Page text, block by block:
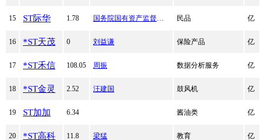
15 ST际华 1.78 国务院国有资产监督管理委员会 民品 亿
16 *ST天茂 0 刘益谦 保险产品 亿
17 *ST禾信 108.05 周振 数据分析服务 亿
18 *ST金灵 2.52 汪建国 鼓风机 亿
19 ST加加 6.34 酱油类 亿
20 *ST高科 11.8 梁猛 教育 亿